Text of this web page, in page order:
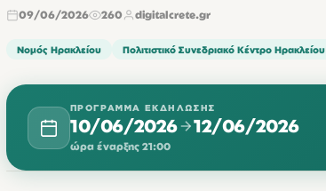
09/06/2026 260 digitalcrete.gr
Νομός Ηρακλείου Πολιτιστικό Συνεδριακό Κέντρο Ηρακλείου
ΠΡΌΓΡΑΜΜΑ ΕΚΔΉΛΩΣΗΣ
10/06/2026 12/06/2026
ώρα έναρξης 21:00